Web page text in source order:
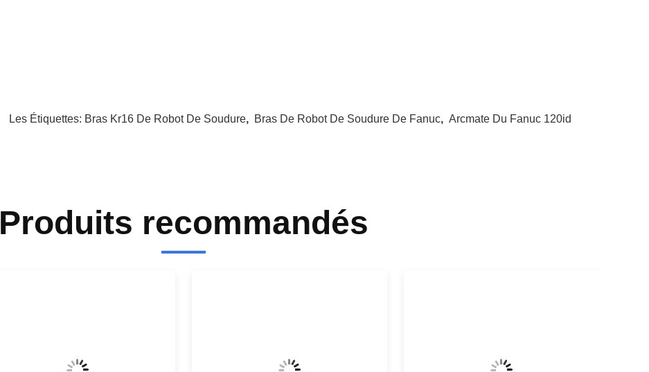
Les Étiquettes: Bras Kr16 De Robot De Soudure, Bras De Robot De Soudure De Fanuc, Arcmate Du Fanuc 120id
Produits recommandés